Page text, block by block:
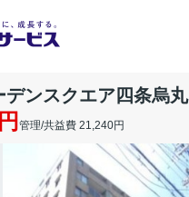
デンスクエア四条烏丸
管理/共益費 21,240円